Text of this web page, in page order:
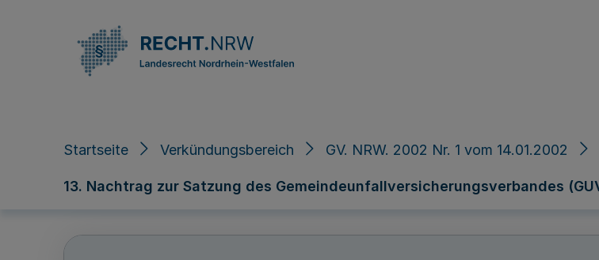
Startseite Verkündungsbereich GV. NRW. 2002 Nr. 1 vom 14.01.2002
13. Nachtrag zur Satzung des Gemeindeunfallversicherungsverbandes